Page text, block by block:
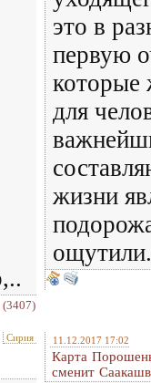
(3407)
это в
первую
которые
для
жизни
Сирия 11.12.2017 17:02
Карта
сменит